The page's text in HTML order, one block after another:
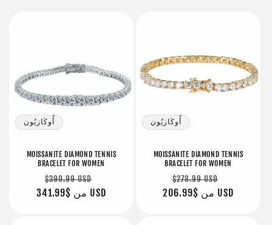
أُوكَازيُون
MOISSANITE DIAMOND TENNIS
BRACELET FOR WOMEN
سعر
عادي
$390.99 USD
البيع
من $341.99 USD
أُوكَازيُون
MOISSANITE DIAMOND TENNIS
BRACELET FOR WOMEN
سعر
عادي
$278.99 USD
البيع
من $206.99 USD